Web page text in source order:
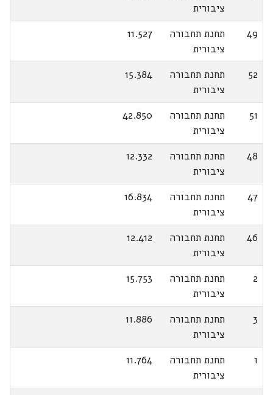
ציבורית
49
תחנת תחבורה
ציבורית
11.527
52
תחנת תחבורה
ציבורית
15.384
51
תחנת תחבורה
ציבורית
42.850
48
תחנת תחבורה
ציבורית
12.332
47
תחנת תחבורה
ציבורית
16.834
46
תחנת תחבורה
ציבורית
12.412
2
תחנת תחבורה
ציבורית
15.753
3
תחנת תחבורה
ציבורית
11.886
1
תחנת תחבורה
ציבורית
11.764